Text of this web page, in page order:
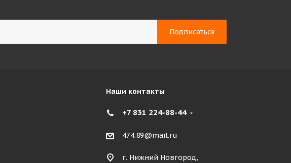
Наши контакты
+7 831 224-88-44
474.89@mail.ru
г. Нижний Новгород,